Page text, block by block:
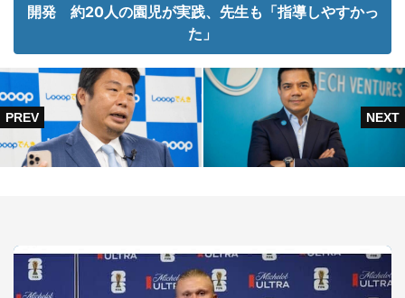
開発 約20人の園児が実践、先生も「指導しやすかっ
た」